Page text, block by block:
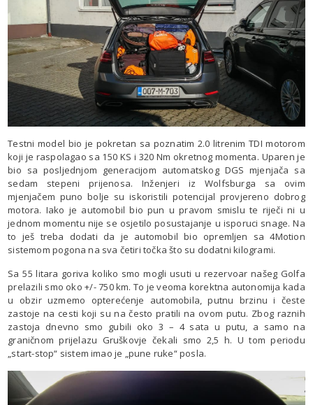
Testni model bio je pokretan sa poznatim 2.0 litrenim TDI motorom
koji je raspolagao sa 150 KS i 320 Nm okretnog momenta. Uparen je
bio sa posljednjom generacijom automatskog DGS mjenjača sa
sedam stepeni prijenosa. Inženjeri iz Wolfsburga sa ovim
mjenjačem puno bolje su iskoristili potencijal provjereno dobrog
motora. Iako je automobil bio pun u pravom smislu te riječi ni u
jednom momentu nije se osjetilo posustajanje u isporuci snage. Na
to ješ treba dodati da je automobil bio opremljen sa 4Motion
sistemom pogona na sva četiri točka što su dodatni kilogrami.
Sa 55 litara goriva koliko smo mogli usuti u rezervoar našeg Golfa
prelazili smo oko +/- 750 km. To je veoma korektna autonomija kada
u obzir uzmemo opterećenje automobila, putnu brzinu i česte
zastoje na cesti koji su na često pratili na ovom putu. Zbog raznih
zastoja dnevno smo gubili oko 3 – 4 sata u putu, a samo na
graničnom prijelazu Gruškovje čekali smo 2,5 h. U tom periodu
„start-stop“ sistem imao je „pune ruke“ posla.